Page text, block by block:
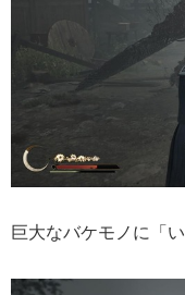
巨大なバケモノに「